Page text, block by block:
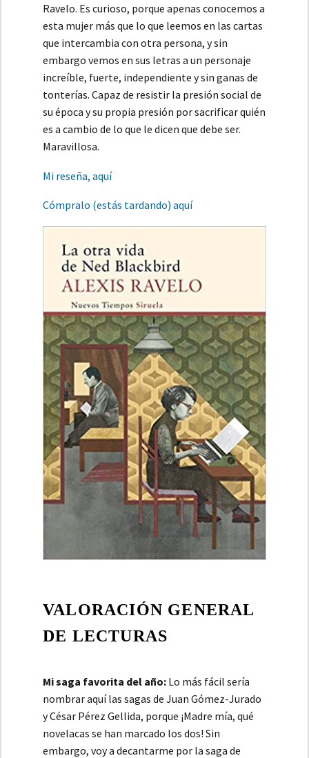
Ravelo. Es curioso, porque apenas conocemos a
esta mujer más que lo que leemos en las cartas
que intercambia con otra persona, y sin
embargo vemos en sus letras a un personaje
increíble, fuerte, independiente y sin ganas de
tonterías. Capaz de resistir la presión social de
su época y su propia presión por sacrificar quién
es a cambio de lo que le dicen que debe ser.
Maravillosa.
Mi reseña, aquí
Cómpralo (estás tardando) aquí
VALORACIÓN GENERAL
DE LECTURAS
Mi saga favorita del año: Lo más fácil sería
nombrar aquí las sagas de Juan Gómez-Jurado
y César Pérez Gellida, porque ¡Madre mía, qué
novelacas se han marcado los dos! Sin
embargo, voy a decantarme por la saga de